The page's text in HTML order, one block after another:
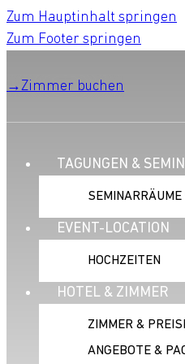
Zum Hauptinhalt springen
Zum Footer springen
Zimmer buchen
TAGUNGEN &
EVENT-LOCATION
HOCHZEITEN
HOTEL & ZIMMER
ZIMMER &
ANGEBOTE &